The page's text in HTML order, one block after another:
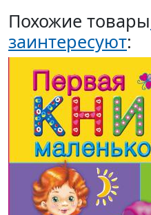
Похожие товары
заинтересуют: